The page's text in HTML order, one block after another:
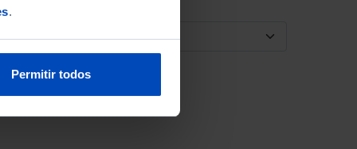
.
Permitir todos
ORDENAR POR